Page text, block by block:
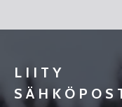
L I I T Y
S Ä H K Ö P O S